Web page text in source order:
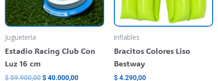
Juguetería
Estadio Racing Club Con
Luz 16 cm
$59.900,00$40.000,00
Inflables
Bracitos Colores Liso
Bestway
$4.290,00
se